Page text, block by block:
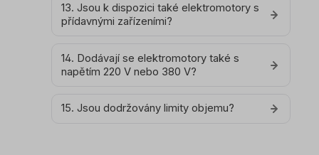
13. Jsou k dispozici také elektromotory s
přídavnými zařízeními?
14. Dodávají se elektromotory také s
napětím 220 V nebo 380 V?
15. Jsou dodržovány limity objemu?